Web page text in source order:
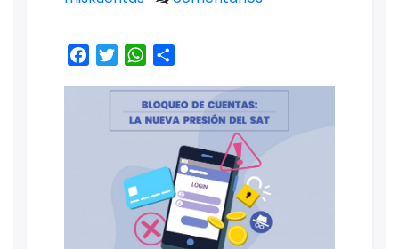
Facebook
TwitterWhatsApp